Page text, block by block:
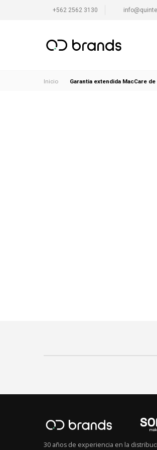
+562 2562 3130
Inicio Garantia extendida MacCare
30 años de experiencia en la